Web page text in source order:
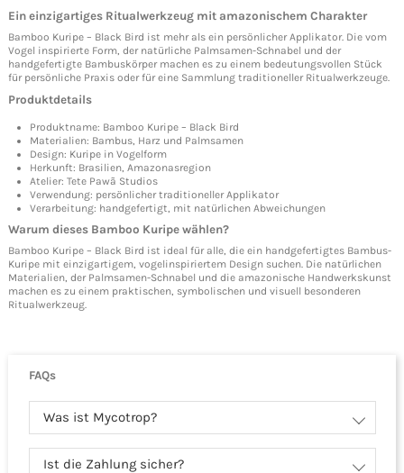
Ein einzigartiges Ritualwerkzeug mit amazonischem Charakter
Bamboo Kuripe – Black Bird ist mehr als ein persönlicher Applikator. Die vom
Vogel inspirierte Form, der natürliche Palmsamen-Schnabel und der
handgefertigte Bambuskörper machen es zu einem bedeutungsvollen Stück
für persönliche Praxis oder für eine Sammlung traditioneller Ritualwerkzeuge.
Produktdetails
Produktname: Bamboo Kuripe – Black Bird
Materialien: Bambus, Harz und Palmsamen
Design: Kuripe in Vogelform
Herkunft: Brasilien, Amazonasregion
Atelier: Tete Pawã Studios
Verwendung: persönlicher traditioneller Applikator
Verarbeitung: handgefertigt, mit natürlichen Abweichungen
Warum dieses Bamboo Kuripe wählen?
Bamboo Kuripe – Black Bird ist ideal für alle, die ein handgefertigtes Bambus-
Kuripe mit einzigartigem, vogelinspiriertem Design suchen. Die natürlichen
Materialien, der Palmsamen-Schnabel und die amazonische Handwerkskunst
machen es zu einem praktischen, symbolischen und visuell besonderen
Ritualwerkzeug.
FAQs
Was ist Mycotrop?
Ist die Zahlung sicher?